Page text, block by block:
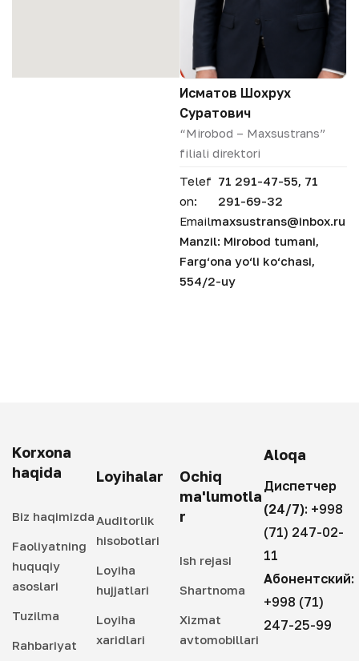
Исматов Шохрух
Суратович
“Mirobod – Maxsustrans”
filiali direktori
Telef
on:
71 291-47-55, 71
291-69-32
Emailmaxsustrans@inbox.ru
Manzil: Mirobod tumani,
Farg‘ona yo‘li ko‘chasi,
554/2-uy
Korxona
haqida
Biz haqimizda
Faoliyatning
huquqiy
asoslari
Tuzilma
Rahbariyat
Loyihalar
Auditorlik
hisobotlari
Loyiha
hujjatlari
Loyiha
xaridlari
Ochiq
ma'lumotla
r
Ish rejasi
Shartnoma
Xizmat
avtomobillari
Aloqa
Диспетчер
(24/7): +998
(71) 247-02-
11
Абонентский:
+998 (71)
247-25-99